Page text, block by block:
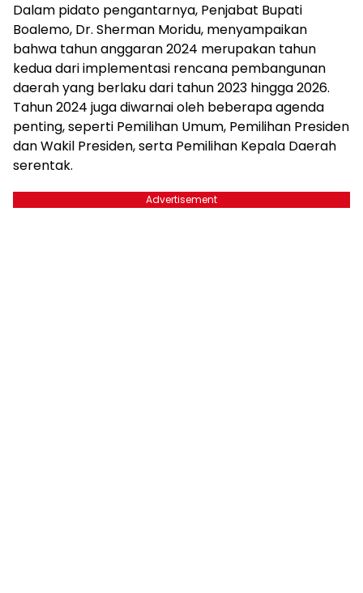
Dalam pidato pengantarnya, Penjabat Bupati
Boalemo, Dr. Sherman Moridu, menyampaikan
bahwa tahun anggaran 2024 merupakan tahun
kedua dari implementasi rencana pembangunan
daerah yang berlaku dari tahun 2023 hingga 2026.
Tahun 2024 juga diwarnai oleh beberapa agenda
penting, seperti Pemilihan Umum, Pemilihan Presiden
dan Wakil Presiden, serta Pemilihan Kepala Daerah
serentak.
Advertisement